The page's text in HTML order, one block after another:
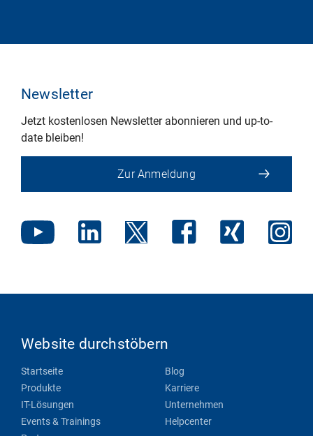
Newsletter
Jetzt kostenlosen Newsletter abonnieren und up-to-
date bleiben!
Zur Anmeldung
Website durchstöbern
Startseite
Produkte
IT-Lösungen
Events & Trainings
Blog
Karriere
Unternehmen
Helpcenter